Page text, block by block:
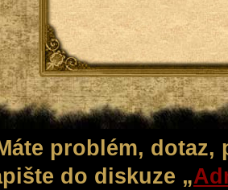
problém,
do diskuze „